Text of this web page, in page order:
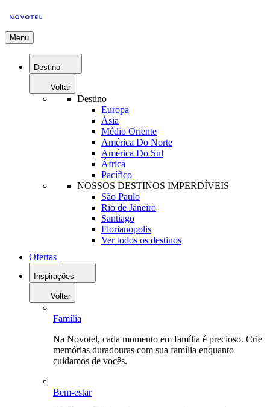
Menu
Destino
Voltar
Destino
Europa
Ásia
Médio Oriente
América Do Norte
América Do Sul
África
Pacífico
NOSSOS DESTINOS IMPERDÍVEIS
São Paulo
Rio de Janeiro
Santiago
Florianopolis
Ver todos os destinos
Ofertas
Inspirações
Voltar
Família
Na Novotel, cada momento em família é precioso. Crie
memórias duradouras com sua família enquanto
cuidamos de vocês.
Bem-estar